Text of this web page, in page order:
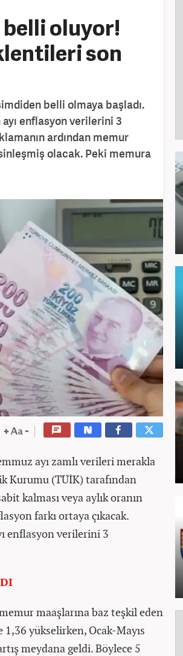
belli oluyor!
son
belli olmaya başladı.
enflasyon verilerini 3
ardından memur
olacak. Peki memura
ayı zamlı verileri merakla
Kurumu (TÜİK) tarafından
kalması veya aylık oranın
farkı ortaya çıkacak.
enflasyon verilerini 3
maaşlarına baz teşkil eden
1,36 yükselirken, Ocak-Mayıs
meydana geldi. Böylece 5